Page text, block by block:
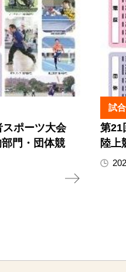
スポーツ大会
門・団体競
試
第
陸上